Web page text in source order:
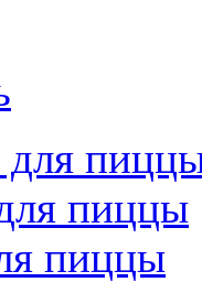
для
пиццы
пиццы